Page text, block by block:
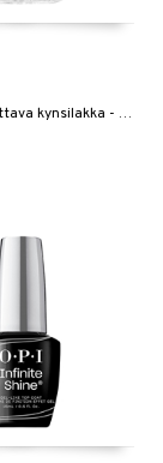
Nopeasti kovettava kynsilakka - OPI